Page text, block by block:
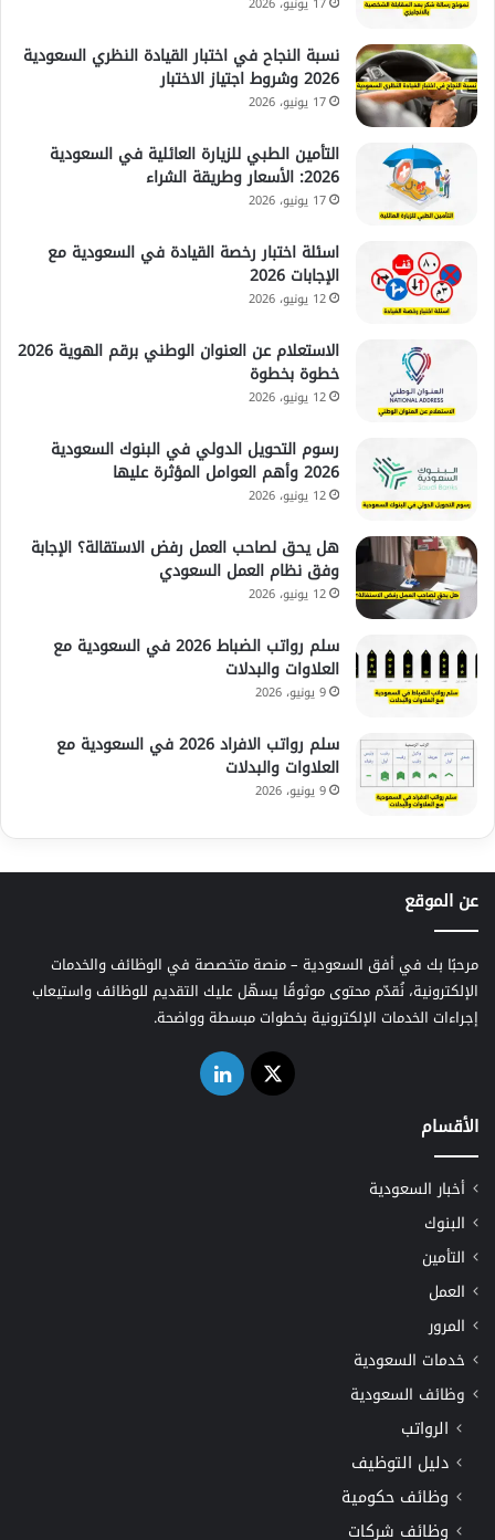
نسبة النجاح في اختبار القيادة النظري السعودية
2026 وشروط اجتياز الاختبار
17 يونيو، 2026
التأمين الطبي للزيارة العائلية في السعودية
2026: الأسعار وطريقة الشراء
17 يونيو، 2026
اسئلة اختبار رخصة القيادة في السعودية مع
الإجابات 2026
12 يونيو، 2026
الاستعلام عن العنوان الوطني برقم الهوية 2026
خطوة بخطوة
12 يونيو، 2026
رسوم التحويل الدولي في البنوك السعودية
2026 وأهم العوامل المؤثرة عليها
12 يونيو، 2026
هل يحق لصاحب العمل رفض الاستقالة؟ الإجابة
وفق نظام العمل السعودي
12 يونيو، 2026
سلم رواتب الضباط 2026 في السعودية مع
العلاوات والبدلات
9 يونيو، 2026
سلم رواتب الافراد 2026 في السعودية مع
العلاوات والبدلات
9 يونيو، 2026
عن الموقع
مرحبًا بك في أفق السعودية – منصة متخصصة في الوظائف والخدمات
الإلكترونية، نُقدّم محتوى موثوقًا يسهّل عليك التقديم للوظائف واستيعاب
إجراءات الخدمات الإلكترونية بخطوات مبسطة وواضحة.
‫X لينكدإن
الأقسام
أخبار السعودية
البنوك
التأمين
العمل
المرور
خدمات السعودية
وظائف السعودية
الرواتب
دليل التوظيف
وظائف حكومية
وظائف شركات